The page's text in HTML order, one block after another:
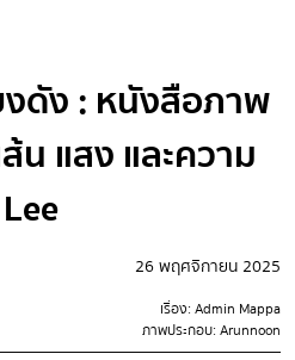
งดัง : หนังสือภาพ
น แสง และความ
26 พฤศจิกายน 2025
เรื่อง: Admin Mappa
ภาพประกอบ: Arunnoon